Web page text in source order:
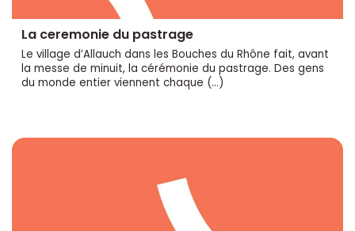
La ceremonie du pastrage
Le village d’Allauch dans les Bouches du Rhône fait, avant
la messe de minuit, la cérémonie du pastrage. Des gens
du monde entier viennent chaque (…)